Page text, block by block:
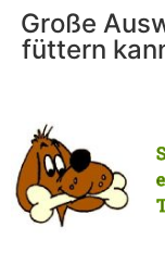
Große
füttern